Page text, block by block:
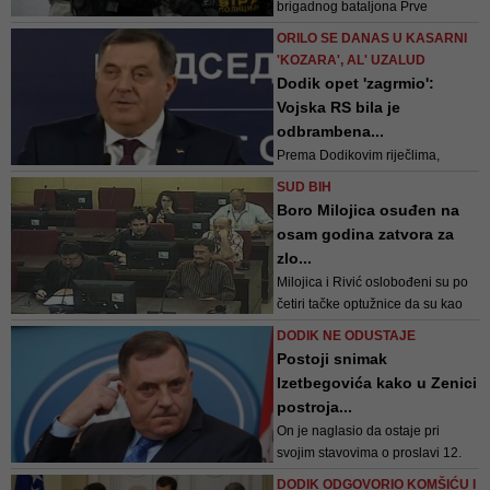
brigadnog bataljona Prve
ORILO SE DANAS U KASARNI
'KOZARA', AL' UZALUD
Dodik opet 'zagrmio':
Vojska RS bila je
odbrambena...
Prema Dodikovim riječlima,
respektabilna i zahvaljaujući
visokom moralu i htjenju da
odbrani Srpsku izvršila svoj
zadatak!
SUD BIH
Boro Milojica osuđen na
osam godina zatvora za
zlo...
Milojica i Rivić oslobođeni su po
četiri tačke optužnice da su kao
bošnjačke i hrvatske
nacionalnosti u julu 1992.
DODIK NE ODUSTAJE
Postoji snimak
Izetbegovića kako u Zenici
postroja...
On je naglasio da ostaje pri
svojim stavovima o proslavi 12.
DODIK ODGOVORIO KOMŠIĆU I